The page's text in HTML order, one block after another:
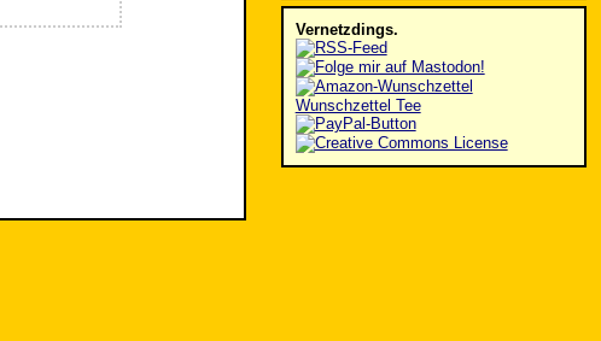
Vernetzdings.
Wunschzettel Tee